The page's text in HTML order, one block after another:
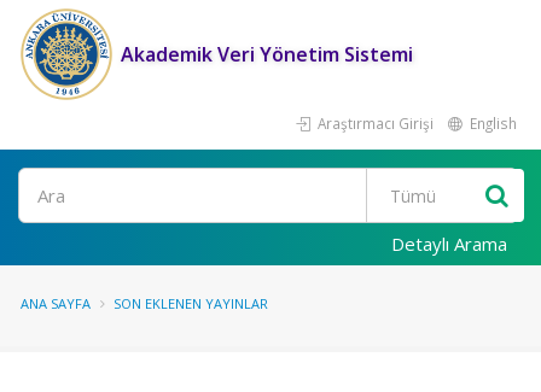
Akademik Veri Yönetim Sistemi
Araştırmacı Girişi English
Ara
Detaylı Arama
ANA SAYFA SON EKLENEN YAYINLAR